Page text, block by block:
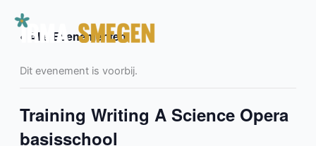
naar
« Alle Evenementen
Dit evenement is voorbij.
Training Writing A Science Opera
basisschool